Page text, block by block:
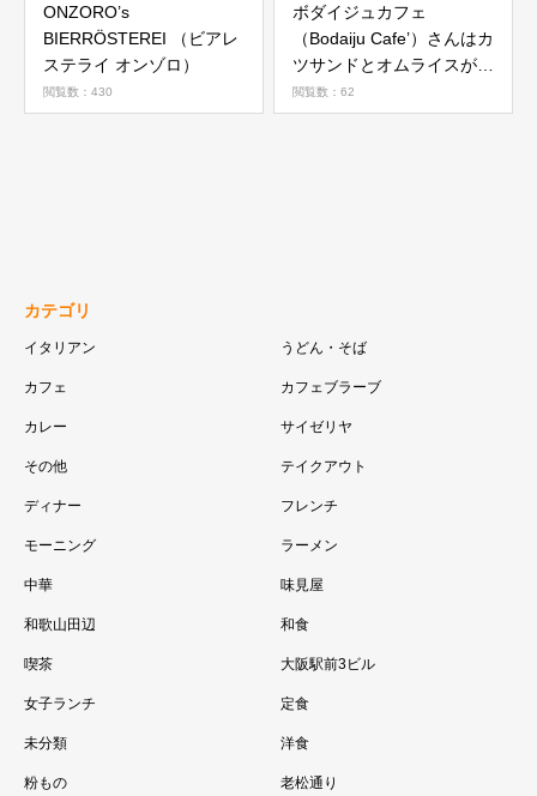
ONZORO’s
BIERRÖSTEREI （ビアレ
ステライ オンゾロ）
閲覧数：430
ボダイジュカフェ
（Bodaiju Cafe’）さんはカ
ツサンドとオムライスが名
物のカフェ
閲覧数：62
カテゴリ
イタリアン うどん・そば
カフェ カフェブラーブ
カレー サイゼリヤ
その他 テイクアウト
ディナー フレンチ
モーニング ラーメン
中華 味見屋
和歌山田辺 和食
喫茶 大阪駅前3ビル
女子ランチ 定食
未分類 洋食
粉もの 老松通り